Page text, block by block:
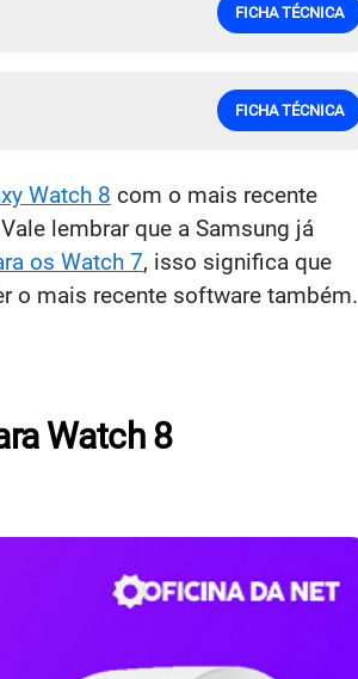
FICHA TÉCNICA
FICHA TÉCNICA
Watch 8 com o mais recente
lembrar que a Samsung já
os Watch 7, isso significa que
o mais recente software também.
Watch 8